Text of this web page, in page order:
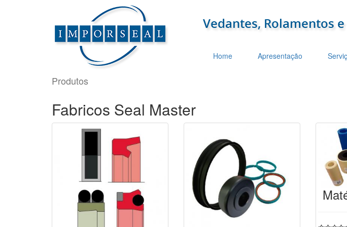
Home Apresentação
Produtos
Fabricos Seal Master